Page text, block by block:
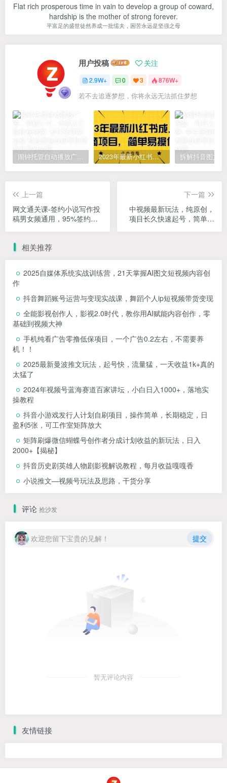
Flat rich prosperous time in vain to develop a group of coward,
hardship is the mother of strong forever.
平富足的盛世徒然养成一批懦夫，困苦永远是坚强之母
用户投稿 关注
2.9W+ 0 3 876W+
若不去追逐梦想，你将永远无法抓住梦想
闹钟托管自动播放广告，单机5-10，无需人工操作 2023年最新小红书成人电商项目，简单易操作【详细教程】
上一篇
网文通关课-签约小说写作投
稿男女频通用，95%签约过
下一篇
中视频最新玩法，纯原创，
项目长久快速起号，简单上
相关推荐
2025自媒体系统实战训练营，21天掌握AI图文短视频内容创
作
抖音舞蹈账号运营与变现实战课，舞蹈个人ip短视频带货变现
全能影视创作人，影视2.0时代，教你用AI赋能内容创作，​零
基础到视频大神
手机纯看广告零撸低保项目，一个广告0.2左右，不需要养
机！！
2025最新曼波推文玩法，起号快，流量猛，一天收益1k+真的
太猛了
2024年视频号蓝海赛道百家讲坛，小白日入1000+，落地实
操教程
抖音小游戏发行人计划自刷项目，操作简单，长期稳定，日
盈利5张，可工作室矩阵放大
矩阵刷爆微信蝴蝶号创作者分成计划收益的新玩法，日入
2000+【揭秘】
抖音历史剧英雄人物剧影视解说教程，每月收益嘎嘎香
小说推文—视频号玩法及思路，干货分享
评论 抢沙发
欢迎您留下宝贵的见解！ 提交
暂无评论内容
友情链接